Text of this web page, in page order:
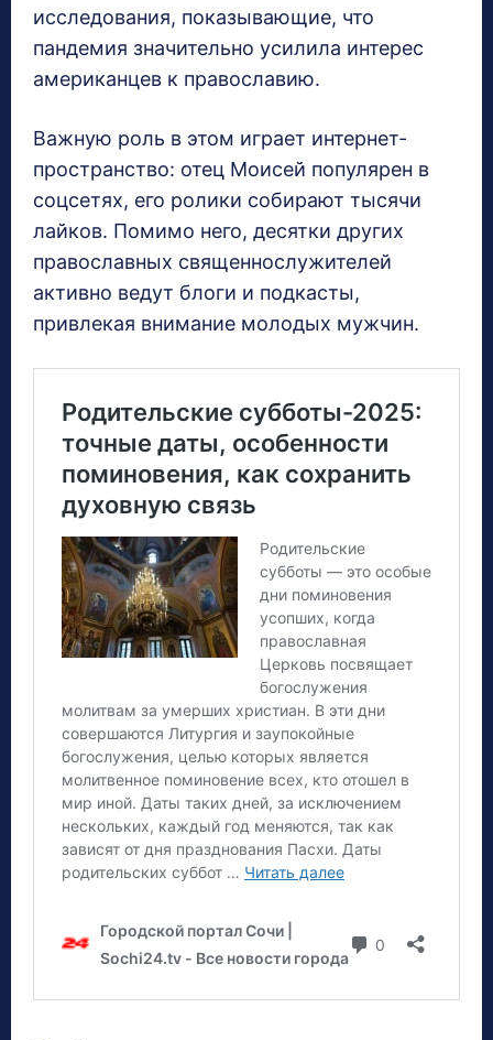
исследования, показывающие, что
пандемия значительно усилила интерес
американцев к православию.
Важную роль в этом играет интернет-
пространство: отец Моисей популярен в
соцсетях, его ролики собирают тысячи
лайков. Помимо него, десятки других
православных священнослужителей
активно ведут блоги и подкасты,
привлекая внимание молодых мужчин.